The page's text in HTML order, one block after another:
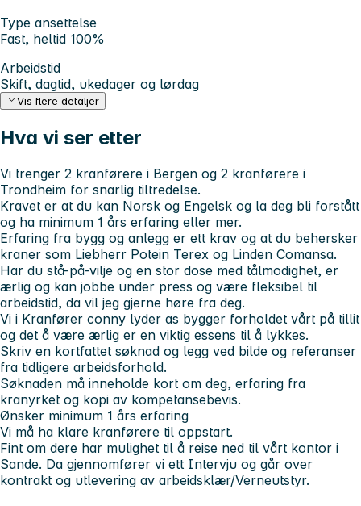
Type ansettelse
Fast, heltid 100%
Arbeidstid
Skift, dagtid, ukedager og lørdag
Vis flere detaljer
Hva vi ser etter
Vi trenger 2 kranførere i Bergen og 2 kranførere i
Trondheim for snarlig tiltredelse.
Kravet er at du kan Norsk og Engelsk og la deg bli forstått
og ha minimum 1 års erfaring eller mer.
Erfaring fra bygg og anlegg er ett krav og at du behersker
kraner som Liebherr Potein Terex og Linden Comansa.
Har du stå-på-vilje og en stor dose med tålmodighet, er
ærlig og kan jobbe under press og være fleksibel til
arbeidstid, da vil jeg gjerne høre fra deg.
Vi i Kranfører conny lyder as bygger forholdet vårt på tillit
og det å være ærlig er en viktig essens til å lykkes.
Skriv en kortfattet søknad og legg ved bilde og referanser
fra tidligere arbeidsforhold.
Søknaden må inneholde kort om deg, erfaring fra
kranyrket og kopi av kompetansebevis.
Ønsker minimum 1 års erfaring
Vi må ha klare kranførere til oppstart.
Fint om dere har mulighet til å reise ned til vårt kontor i
Sande. Da gjennomfører vi ett Intervju og går over
kontrakt og utlevering av arbeidsklær/Verneutstyr.